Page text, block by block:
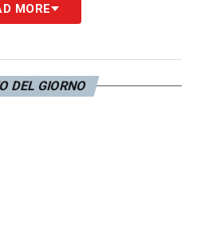
grottesca. Alle
eJuventusvanno negli
MORE
DEL GIORNO